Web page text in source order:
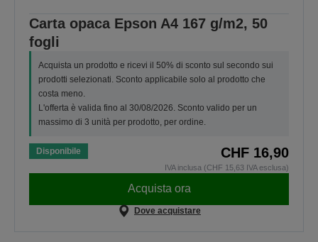
Carta opaca Epson A4 167 g/m2, 50
fogli
Acquista un prodotto e ricevi il 50% di sconto sul secondo sui
prodotti selezionati. Sconto applicabile solo al prodotto che
costa meno.
L'offerta è valida fino al 30/08/2026. Sconto valido per un
massimo di 3 unità per prodotto, per ordine.
Disponibile CHF 16,90
IVA inclusa (CHF 15,63 IVA esclusa)
Acquista ora
Dove acquistare